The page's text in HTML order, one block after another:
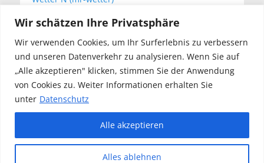
Wir schätzen Ihre Privatsphäre
Wir verwenden Cookies, um Ihr Surferlebnis zu verbessern
und unseren Datenverkehr zu analysieren. Wenn Sie auf
„Alle akzeptieren" klicken, stimmen Sie der Anwendung
von Cookies zu. Weiter Informationen erhalten Sie
unter Datenschutz
Alles ablehnen
Alle akzeptieren
KVN Newsletter
Your email:
Datenschutz| Catch Responsive von